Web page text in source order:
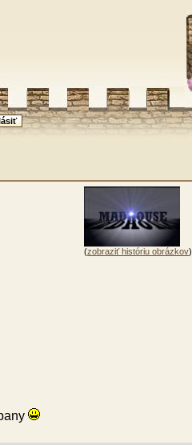
(zobraziť históriu obrázkov)